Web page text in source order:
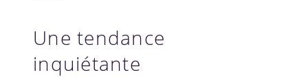
Une tendance
inquiétante